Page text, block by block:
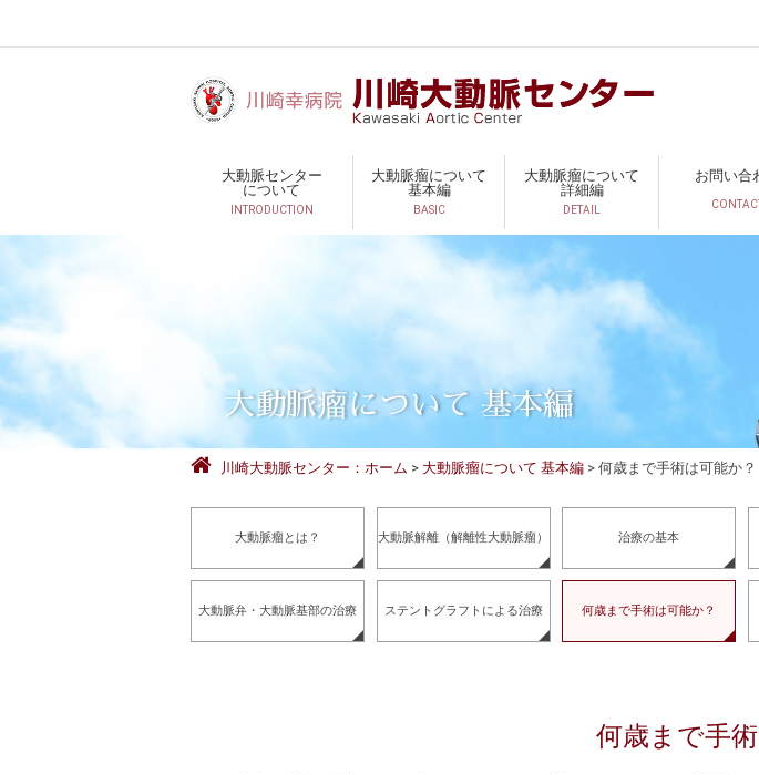
大動脈センター
について
INTRODUCTION
大動脈瘤について
基本編
BASIC
大動脈瘤について
詳細編
DETAIL
お問い合
大動脈瘤について 基本編
川崎大動脈センター：ホーム 大動脈瘤について 基本編 何歳まで手術は可能か？
大動脈瘤とは？ 大動脈解離（解離性大動脈瘤） 治療の基本
大動脈弁・大動脈基部の治療 ステントグラフトによる治療 何歳まで手術は可能か？
何歳まで手